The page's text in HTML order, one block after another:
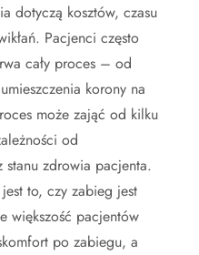
dotyczą kosztów, czasu
Pacjenci często
cały proces – od
korony na
może zająć od kilku
od
zdrowia pacjenta.
to, czy zabieg jest
większość pacjentów
po zabiegu, a